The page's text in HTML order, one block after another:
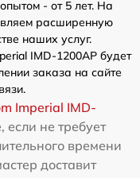
- от 5 лет. На
расширенную
наших услуг.
IMD-1200AP будет
заказа на сайте
Imperial IMD-
если не требует
времени
доставит